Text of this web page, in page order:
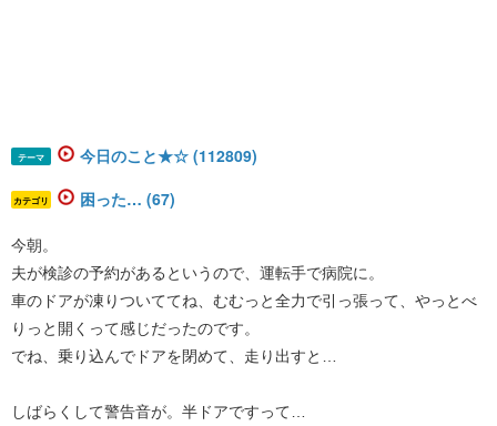
テーマ 今日のこと★☆ (112809)
カテゴリ 困った… (67)
今朝。
夫が検診の予約があるというので、運転手で病院に。
車のドアが凍りついててね、むむっと全力で引っ張って、やっとべ
りっと開くって感じだったのです。
でね、乗り込んでドアを閉めて、走り出すと…
しばらくして警告音が。半ドアですって…